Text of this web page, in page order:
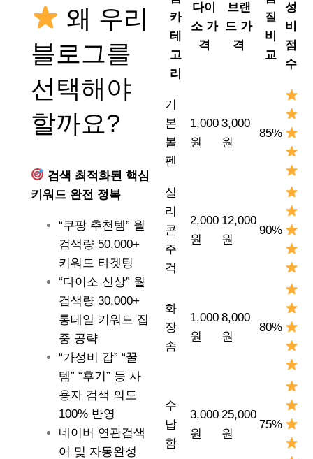
왜 우리
블로그를
선택해야
할까요?
검색 최적화된 핵심
키워드 완전 정복
“쿠팡 추천템” 월
검색량 50,000+
키워드 타겟팅
“다이소 신상” 월
검색량 30,000+
롱테일 키워드 집
중 공략
“가성비 갑” “꿀
템” “후기” 등 사
용자 검색 의도
100% 반영
네이버 연관검색
어 및 자동완성
카
테
고
리
다이
소 가
격
브랜
드 가
격
질
비
교
성
비
점
수
기
본
볼
펜
1,000
원
3,000
원
85%
실
리
콘
주
걱
2,000
원
12,000
원
90%
화
장
솜
1,000
원
8,000
원
80%
수
납
함
3,000
원
25,000
원
75%